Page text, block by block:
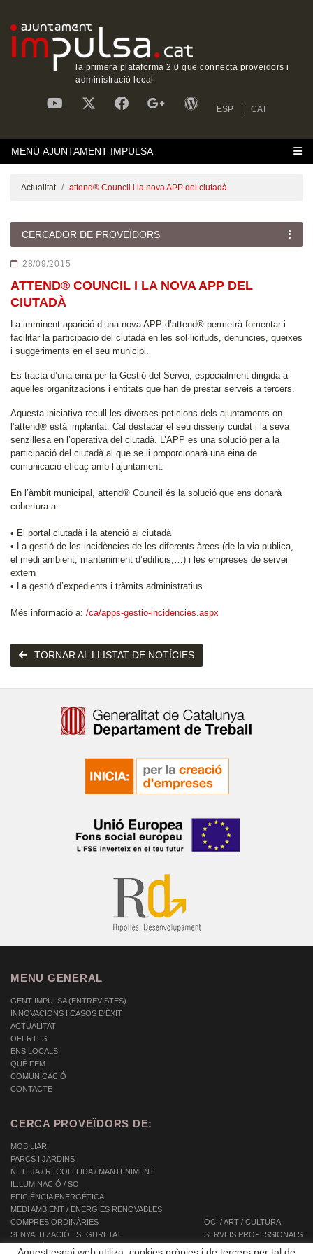
la primera plataforma 2.0 que connecta proveïdors i
administració local
ESP CAT
MENÚ AJUNTAMENT IMPULSA
Actualitat attend® Council i la nova APP del ciutadà
CERCADOR DE PROVEÏDORS
28/09/2015
ATTEND® COUNCIL I LA NOVA APP DEL
CIUTADÀ
La imminent aparició d’una nova APP d’attend® permetrà fomentar i
facilitar la participació del ciutadà en les sol·licituds, denuncies, queixes
i suggeriments en el seu municipi.
Es tracta d’una eina per la Gestió del Servei, especialment dirigida a
aquelles organitzacions i entitats que han de prestar serveis a tercers.
Aquesta iniciativa recull les diverses peticions dels ajuntaments on
l’attend® està implantat. Cal destacar el seu disseny cuidat i la seva
senzillesa en l’operativa del ciutadà. L’APP es una solució per a la
participació del ciutadà al que se li proporcionarà una eina de
comunicació eficaç amb l’ajuntament.
En l’àmbit municipal, attend® Council és la solució que ens donarà
cobertura a:
• El portal ciutadà i la atenció al ciutadà
• La gestió de les incidències de les diferents àrees (de la via publica,
el medi ambient, manteniment d’edificis,…) i les empreses de servei
extern
• La gestió d’expedients i tràmits administratius
Més informació a: /ca/apps-gestio-incidencies.aspx
TORNAR AL LLISTAT DE NOTÍCIES
MENU GENERAL
GENT IMPULSA (ENTREVISTES)
INNOVACIONS I CASOS D'ÈXIT
ACTUALITAT
OFERTES
ENS LOCALS
QUÈ FEM
COMUNICACIÓ
CONTACTE
CERCA PROVEÏDORS DE:
MOBILIARI
PARCS I JARDINS
NETEJA / RECOLLLIDA / MANTENIMENT
IL.LUMINACIÓ / SO
EFICIÈNCIA ENERGÈTICA
MEDI AMBIENT / ENERGIES RENOVABLES
COMPRES ORDINÀRIES
SENYALITZACIÓ I SEGURETAT
INFORMÀTICA / TIC / TELECOMUNICACIONS
OCI / ART / CULTURA
SERVEIS PROFESSIONALS
SERVEIS INTEGRALS